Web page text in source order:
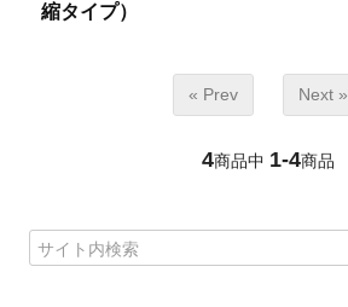
縮タイプ）
« Prev Next »
4商品中 1-4商品